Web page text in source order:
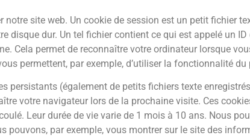
site web. Un cookie de session est un petit fichier
disque dur. Un tel fichier contient ce qui est appelé un
Cela permet de reconnaître votre ordinateur lorsque
permettent, par exemple, d’utiliser la fonctionnalité
persistants (également de petits fichiers texte
votre navigateur lors de la prochaine visite. Ces
Leur durée de vie varie de 1 mois à 10 ans. Nous
pouvons, par exemple, vous montrer sur le site des